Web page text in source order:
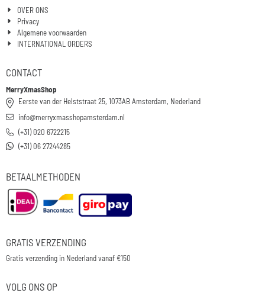
OVER ONS
Privacy
Algemene voorwaarden
INTERNATIONAL ORDERS
CONTACT
MerryXmasShop
Eerste van der Helststraat 25, 1073AB Amsterdam, Nederland
info@merryxmasshopamsterdam.nl
(+31) 020 6722215
(+31) 06 27244285
BETAALMETHODEN
GRATIS VERZENDING
Gratis verzending in Nederland vanaf €150
VOLG ONS OP